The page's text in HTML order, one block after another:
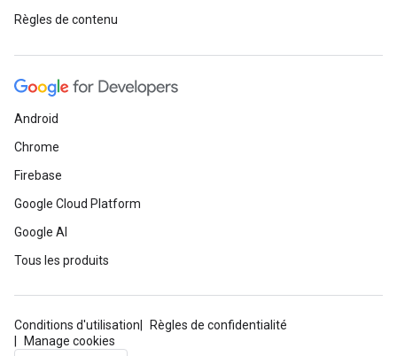
Règles de contenu
Android
Chrome
Firebase
Google Cloud Platform
Google AI
Tous les produits
Conditions d'utilisation
Règles de confidentialité
Manage cookies